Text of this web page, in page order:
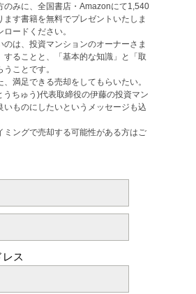
のみに、全国書店・Amazonにて1,540
ます書籍を無料でプレゼントいたしま
ードください。
のは、投資マンションのオーナーさま
することと、「基本的な知識」と「取
ことです。
満足できる売却をしてもらいたい。
ちゅう)代表取締役の伊藤の投資マン
いものにしたいというメッセージも込
ミングで売却する可能性がある方はご
レス